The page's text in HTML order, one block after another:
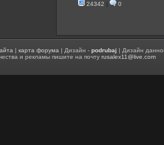
24342 | 0
|карта форума | Дизайн -podrubaj | Дизайн
и рекламы пишите на почтуrusalex11@live.com